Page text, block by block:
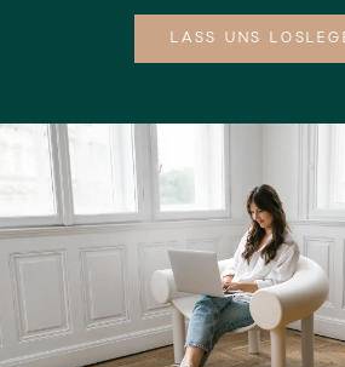
LASS UNS